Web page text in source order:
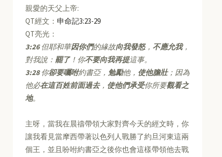
親愛的天父上帝:
QT經文： 申命記3:23-29
QT亮光：
3:26但耶和華因你們的緣故向我發怒， 不應允我，
對我說： 罷了！你不要向我再提這事。
3:28你卻要囑咐約書亞， 勉勵他， 使他膽壯；因為
他必在這百姓前面過去， 使他們承受你所要觀看之
地。
主呀，當我在晨禱帶領大家對齊今天的經文時，你
讓我看見當摩西帶著以色列人戰勝了約旦河東這兩
個王，並且吩咐約書亞之後你也會這樣帶領他去戰